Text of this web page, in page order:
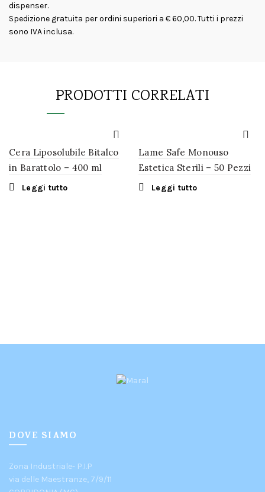
dispenser.
Spedizione gratuita per ordini superiori a € 60,00. Tutti i prezzi
sono IVA inclusa.
PRODOTTI CORRELATI
Cera Liposolubile Bitalco
in Barattolo – 400 ml
Leggi tutto
Lame Safe Monouso
Estetica Sterili – 50 Pezzi
Leggi tutto
DOVE SIAMO
Zona Industriale- P.I.P
via delle Maestranze, 7/9/11